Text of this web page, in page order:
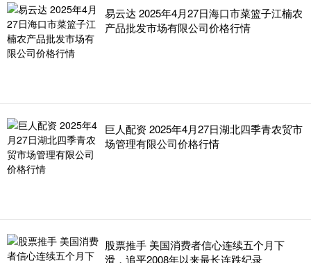
易云达 2025年4月27日海口市菜篮子江楠农
产品批发市场有限公司价格行情
巨人配资 2025年4月27日湖北四季青农贸市
场管理有限公司价格行情
股票推手 美国消费者信心连续五个月下
滑，追平2008年以来最长连跌纪录